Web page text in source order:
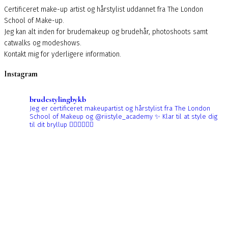
Certificeret make-up artist og hårstylist uddannet fra The London
School of Make-up.
Jeg kan alt inden for brudemakeup og brudehår, photoshoots samt
catwalks og modeshows.
Kontakt mig for yderligere information.
Instagram
brudestylingbykb
Jeg er certificeret makeupartist og hårstylist fra The London
School of Makeup og @riistyle_academy ✨ Klar til at style dig
til dit bryllup 👰🏼‍♀️👰🏻‍♀️